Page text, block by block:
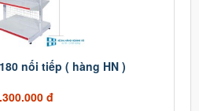
nối tiếp ( hàng HN )
đ